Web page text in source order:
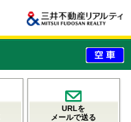
URLを
メールで送る